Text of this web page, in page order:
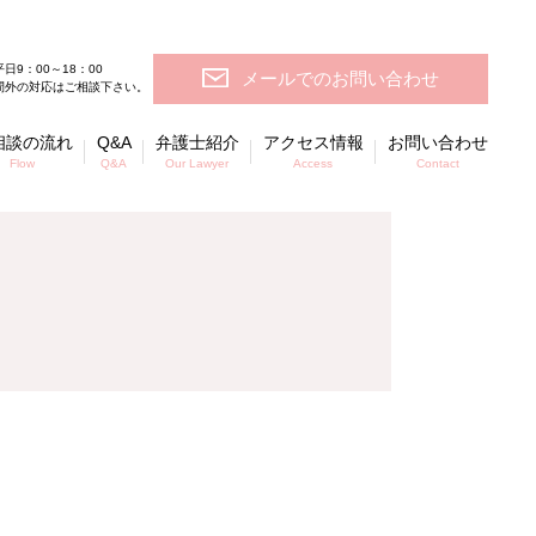
日9：00～18：00
の対応はご相談下さい。
メールでのお問い合わせ
談の流れ
Flow
Q&A
Q&A
弁護士紹介
Our Lawyer
アクセス情報
Access
お問い合わせ
Contact